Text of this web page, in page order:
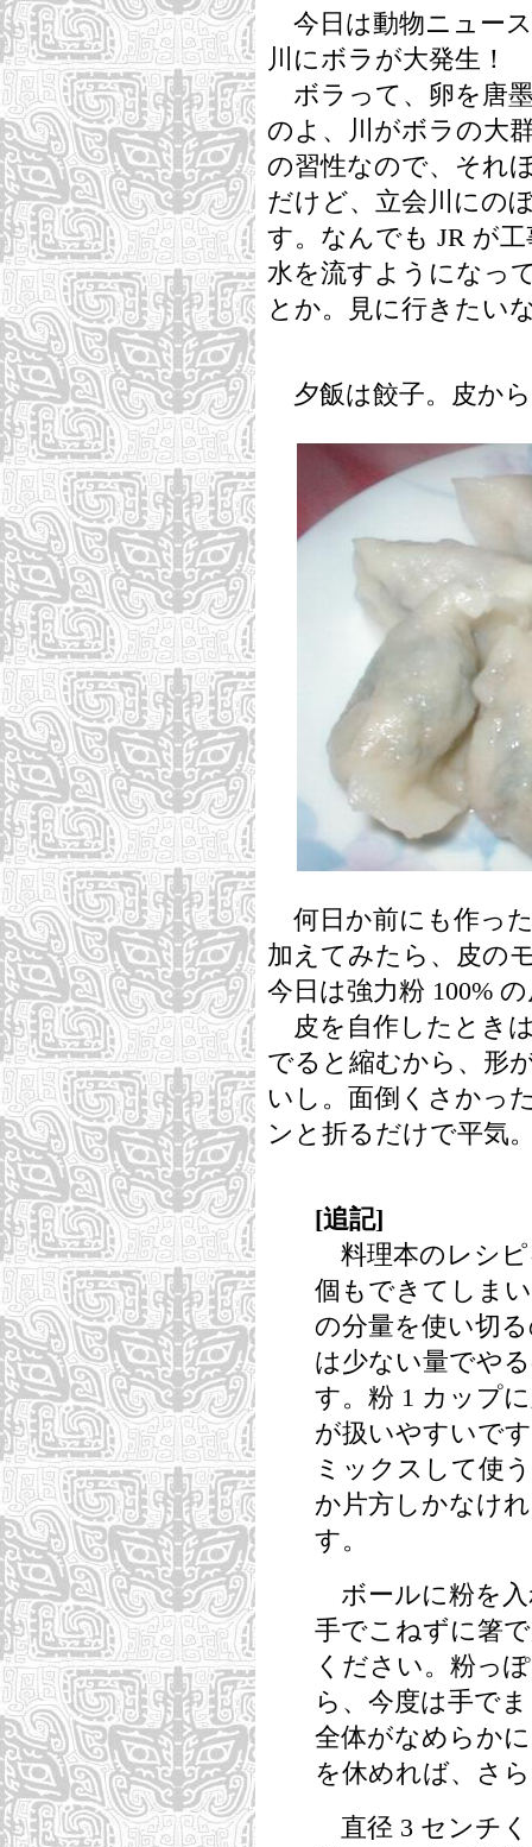
今日は動物ニュー
川にボラが大発生！
ボラって、卵を唐
のよ、川がボラの大
の習性なので、それ
だけど、立会川にの
す。なんでも JR が
水を流すようになっ
とか。見に行きたい
夕飯は餃子。皮か
何日か前にも作っ
加えてみたら、皮の
今日は強力粉 100%
皮を自作したとき
でると縮むから、形
いし。面倒くさかっ
ンと折るだけで平気
[追記]
料理本のレシピ
個もできてしま
の分量を使い切
は少ない量でや
す。粉 1 カップ
が扱いやすいで
ミックスして使
か片方しかなけ
す。
ボールに粉を入
手でこねずに箸
ください。粉っ
ら、今度は手で
全体がなめらか
を休めれば、さ
直径 3 センチ